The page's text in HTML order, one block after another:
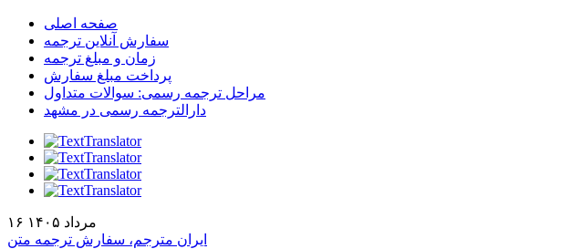
صفحه اصلی
سفارش آنلاین ترجمه
زمان و مبلغ ترجمه
پرداخت مبلغ سفارش
مراحل ترجمه رسمی: سوالات متداول
دارالترجمه رسمی در مشهد
۱۶ مرداد ۱۴۰۵
ایران مترجم، سفارش ترجمه متن